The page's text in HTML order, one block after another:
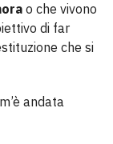
o che vivono
di far
che si
andata